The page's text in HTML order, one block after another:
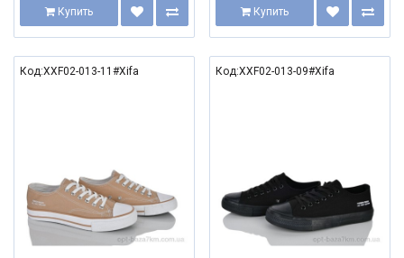
Купить Купить
Код:XXF02-013-11#Xifa Код:XXF02-013-09#Xifa